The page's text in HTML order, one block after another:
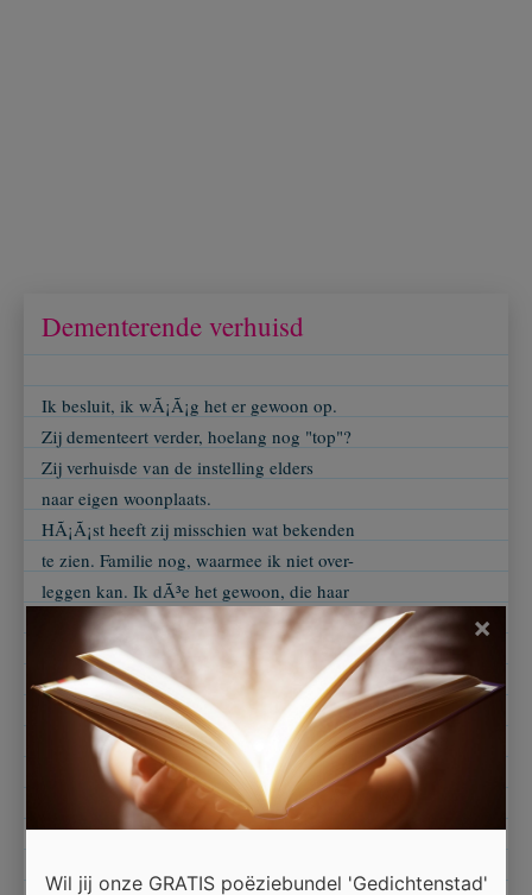
Dementerende verhuisd
Ik besluit, ik wÃ¡Ã¡g het er gewoon op.
Zij dementeert verder, hoelang nog "top"?
Zij verhuisde van de instelling elders
naar eigen woonplaats.
HÃ¡Ã¡st heeft zij misschien wat bekenden
te zien. Familie nog, waarmee ik niet over-
leggen kan. Ik dÃ³e het gewoon, die haar
niet missen wil dan...
We zien wel waar het schip strandt.
Vertrouwd is er mogelijk nog mijn gezicht.
DÃ¡n is er niets zozeer aan de hand!
Ik neem haar nog wat lÃ©kkers mee. Ze heeft
het zo graag. Ik verwen haar ermee.
Ik stel me erop in dat zij veel slechter
Wil jij onze GRATIS poëziebundel 'Gedichtenstad'
×